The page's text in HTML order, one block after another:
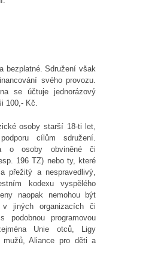
bezplatné. Sdružení však
svého provozu.
se účtuje jednorázový
100,- Kč.
osoby starší 18-ti let,
cílům sdružení.
o osoby obviněné či
196 TZ) nebo ty, které
přežitý a nespravedlivý,
kodexu vyspělého
naopak nemohou být
jiných organizacích či
podobnou programovou
Unie otců, Ligy
mužů, Aliance pro děti a